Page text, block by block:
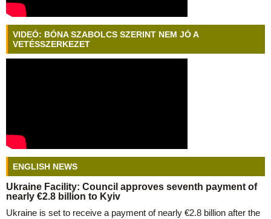
VIDEÓ: BÓNA SZABOLCS SZERINT NEM JÓ A
VETÉSSZERKEZET
ENGLISH NEWS
Ukraine Facility: Council approves seventh payment of
nearly €2.8 billion to Kyiv
Ukraine is set to receive a payment of nearly €2.8 billion after the